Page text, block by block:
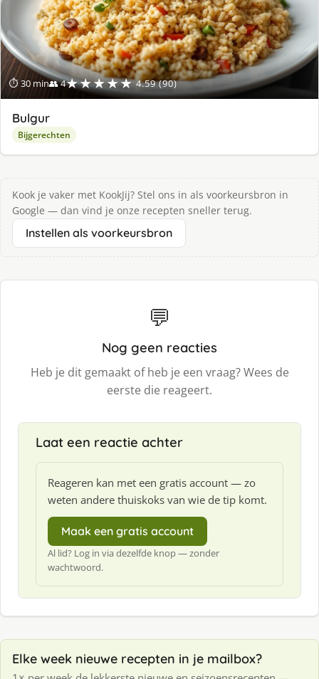
⏱ 30 min👥 4★★★★★ 4.59 (90)
Bulgur
Bijgerechten
Kook je vaker met KookJij? Stel ons in als voorkeursbron in
Google — dan vind je onze recepten sneller terug.
Instellen als voorkeursbron
💬
Nog geen reacties
Heb je dit gemaakt of heb je een vraag? Wees de
eerste die reageert.
Laat een reactie achter
Reageren kan met een gratis account — zo
weten andere thuiskoks van wie de tip komt.
Maak een gratis account
Al lid? Log in via dezelfde knop — zonder
wachtwoord.
Elke week nieuwe recepten in je mailbox?